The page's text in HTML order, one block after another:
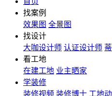
找案例
效果图 全景图
找设计
大咖设计师 认证设计师
看工地
在建工地 业主晒家
学装修
装修视频 装修博士 工地